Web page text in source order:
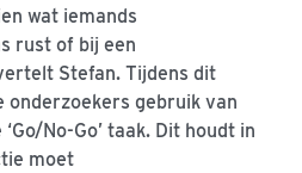
wat iemands
rust of bij een
Stefan. Tijdens dit
onderzoekers gebruik van
‘Go/No-Go’ taak. Dit houdt in
moet